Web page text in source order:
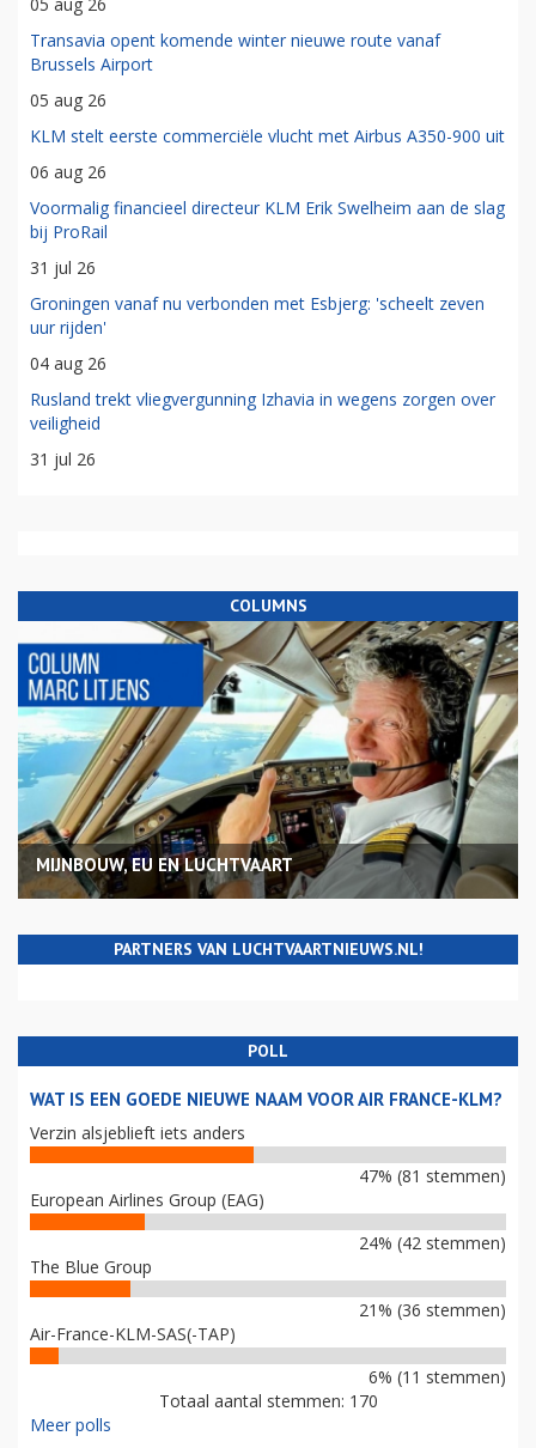
Transavia opent komende winter nieuwe route vanaf
Brussels Airport
05 aug 26
KLM stelt eerste commerciële vlucht met Airbus A350-900 uit
06 aug 26
Voormalig financieel directeur KLM Erik Swelheim aan de slag
bij ProRail
31 jul 26
Groningen vanaf nu verbonden met Esbjerg: 'scheelt zeven
uur rijden'
04 aug 26
Rusland trekt vliegvergunning Izhavia in wegens zorgen over
veiligheid
31 jul 26
COLUMNS
MIJNBOUW, EU EN LUCHTVAART
PARTNERS VAN LUCHTVAARTNIEUWS.NL!
POLL
WAT IS EEN GOEDE NIEUWE NAAM VOOR AIR FRANCE-KLM?
Verzin alsjeblieft iets anders
47% (81 stemmen)
European Airlines Group (EAG)
24% (42 stemmen)
The Blue Group
21% (36 stemmen)
Air-France-KLM-SAS(-TAP)
6% (11 stemmen)
Totaal aantal stemmen: 170
Meer polls